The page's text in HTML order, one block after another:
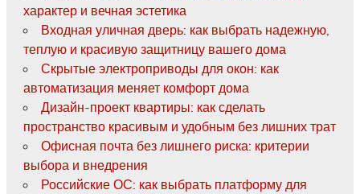
характер и вечная эстетика
Входная уличная дверь: как выбрать надежную,
теплую и красивую защитницу вашего дома
Скрытые электроприводы для окон: как
автоматизация меняет комфорт дома
Дизайн-проект квартиры: как сделать
пространство красивым и удобным без лишних трат
Офисная почта без лишнего риска: критерии
выбора и внедрения
Российские ОС: как выбрать платформу для